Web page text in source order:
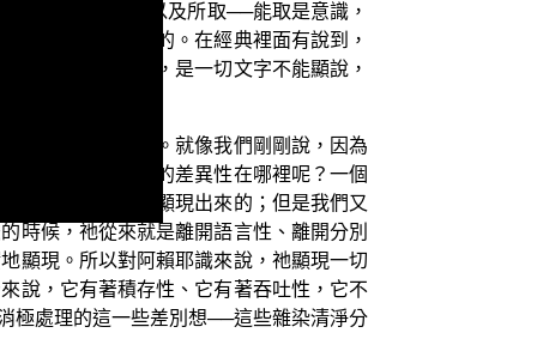
他必須要斷能取以及所取──能取是意識，
己能夠完全掌控的。在經典裡面有說到，
離語言、離分別，是一切文字不能顯說，
邏輯不是很貫通。就像我們剛剛說，因為
相的。那這當中的差異性在哪裡呢？一個
心去分別執取而顯現出來的；但是我們又
時候，祂從來就是離開語言性、離開分別
顯現。所以對阿賴耶識來說，祂顯現一切
說，它有著積存性、它有著吞吐性，它不
極處理的這一些差別想──這些雜染清淨分